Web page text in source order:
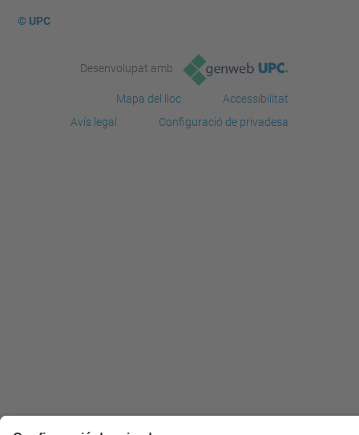
© UPC
Desenvolupat amb
Mapa del lloc
Accessibilitat
Avís legal
Configuració de privadesa